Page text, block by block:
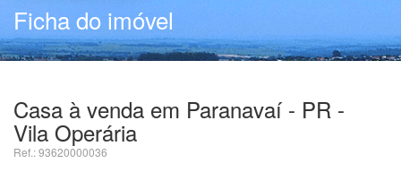
Ficha do imóvel
Casa à venda em Paranavaí - PR -
Vila Operária
Ref.: 93620000036